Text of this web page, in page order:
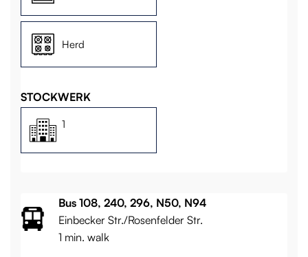
Herd
STOCKWERK
1
Bus 108, 240, 296, N50, N94
Einbecker Str./Rosenfelder Str.
1 min. walk